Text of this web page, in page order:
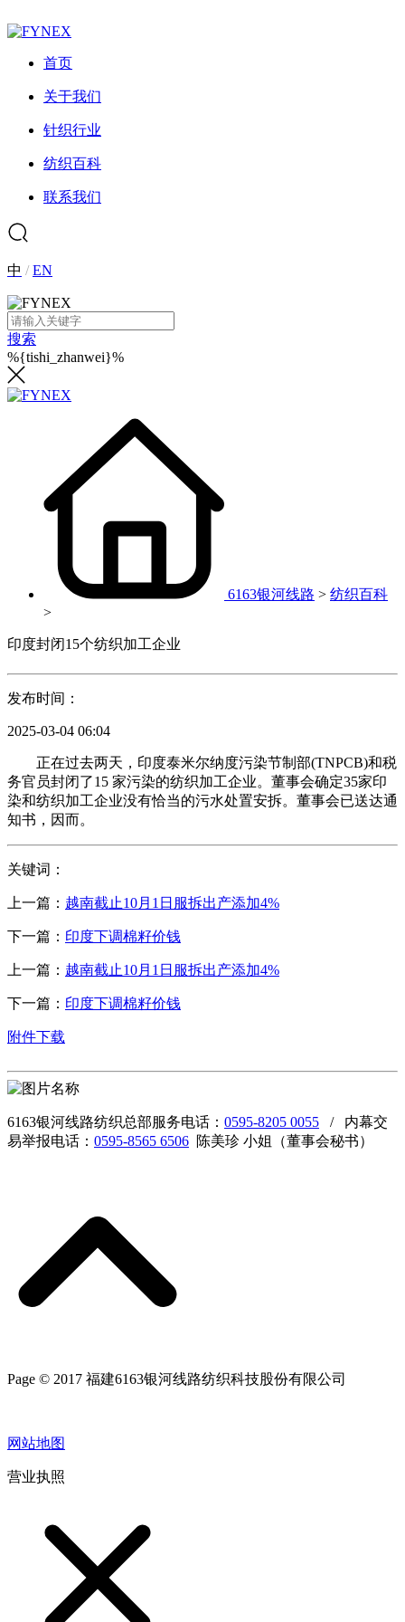
首页
关于我们
针织行业
纺织百科
联系我们
中 /EN
搜索
%{tishi_zhanwei}%
6163银河线路 > 纺织百科
>
印度封闭15个纺织加工企业
发布时间：
2025-03-04 06:04
正在过去两天，印度泰米尔纳度污染节制部(TNPCB)和税
务官员封闭了15 家污染的纺织加工企业。董事会确定35家印
染和纺织加工企业没有恰当的污水处置安拆。董事会已送达通
知书，因而。
关键词：
上一篇： 越南截止10月1日服拆出产添加4%
下一篇： 印度下调棉籽价钱
上一篇： 越南截止10月1日服拆出产添加4%
下一篇： 印度下调棉籽价钱
附件下载
6163银河线路纺织总部服务电话： 0595-8205 0055 / 内幕交
易举报电话： 0595-8565 6506 陈美珍 小姐（董事会秘书）
Page © 2017 福建6163银河线路纺织科技股份有限公司
网站地图
营业执照